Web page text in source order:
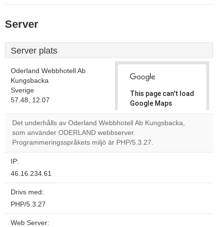
Server
Server plats
Oderland Webbhotell Ab
Kungsbacka
Sverige
57.48, 12.07
This page can't load
Google Maps
correctly.
own this
Det underhålls av Oderland Webbhotell Ab Kungsbacka,
som använder ODERLAND webbserver.
Programmeringsspråkets miljö är PHP/5.3.27.
IP:
46.16.234.61
Drivs med:
PHP/5.3.27
Web Server: